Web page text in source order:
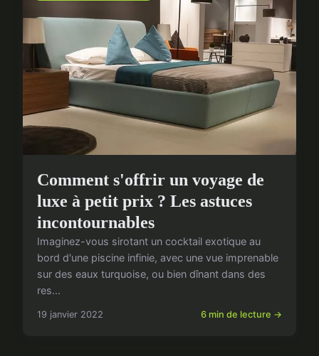
Comment s'offrir un voyage de
luxe à petit prix ? Les astuces
incontournables
Imaginez-vous sirotant un cocktail exotique au
bord d'une piscine infinie, avec une vue imprenable
sur des eaux turquoise, ou bien dînant dans des
res...
19 janvier 2022 6 min de lecture →